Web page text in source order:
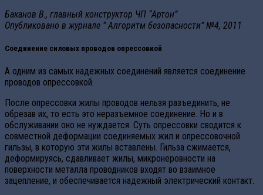
Баканов В., главный конструктор ЧП “Артон”
Опубликовано в журнале ” Алгоритм безопасности” №4, 2011
Соединение силовых проводов опрессовкой
А одним из самых надежных соединений является соединение
проводов опрессовкой.
После опрессовки жилы проводов нельзя разъединить, не
обрезав их, то есть это неразъемное соединение. Но и в
обслуживании оно не нуждается. Суть опрессовки сводится к
совместной деформации соединяемых жил и опрессовочной
гильзы, в которую эти жилы вставлены. Гильза сжимается,
деформируясь, сдавливает жилы, микронеровности на
поверхности металла проводников входят во взаимное
зацепление, и обеспечивается надежный электрический контакт.